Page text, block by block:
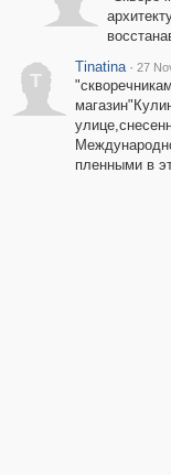
T
Tinatina · 27
пленными в